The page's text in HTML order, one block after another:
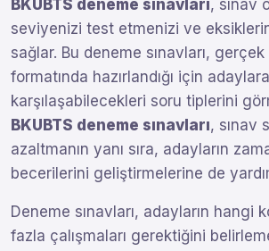
BKUBTS deneme sınavları, sınav
seviyenizi test etmenizi ve
sağlar. Bu deneme sınavları, gerçek
formatında hazırlandığı için
karşılaşabilecekleri soru tiplerini
BKUBTS deneme sınavları, sınav
azaltmanın yanı sıra, adayların
becerilerini geliştirmelerine de
Deneme sınavları, adayların hangi
fazla çalışmaları gerektiğini